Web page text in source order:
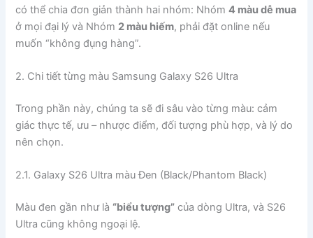
có thể chia đơn giản thành hai nhóm: Nhóm4 màu dễ mua
ở mọi đại lý và Nhóm 2 màu hiếm, phải đặt online nếu
muốn “không đụng hàng”.
2. Chi tiết từng màu Samsung Galaxy S26 Ultra
Trong phần này, chúng ta sẽ đi sâu vào từng màu: cảm
giác thực tế, ưu – nhược điểm, đối tượng phù hợp, và lý do
nên chọn.
2.1. Galaxy S26 Ultra màu Đen (Black/Phantom Black)
Màu đen gần như là “biểu tượng” của dòng Ultra, và S26
Ultra cũng không ngoại lệ.